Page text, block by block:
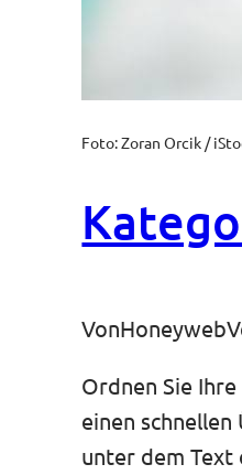
Foto: Zoran Orcik /
Von
Ordnen Sie
einen
unter dem Text